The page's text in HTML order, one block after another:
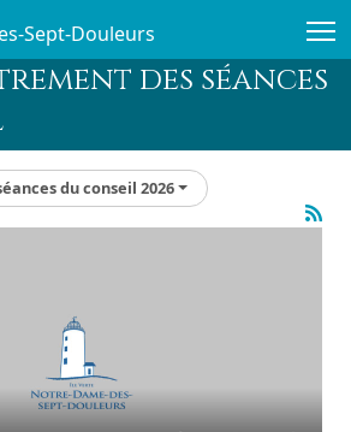
Sept-Douleurs
des séances
du conseil 2026